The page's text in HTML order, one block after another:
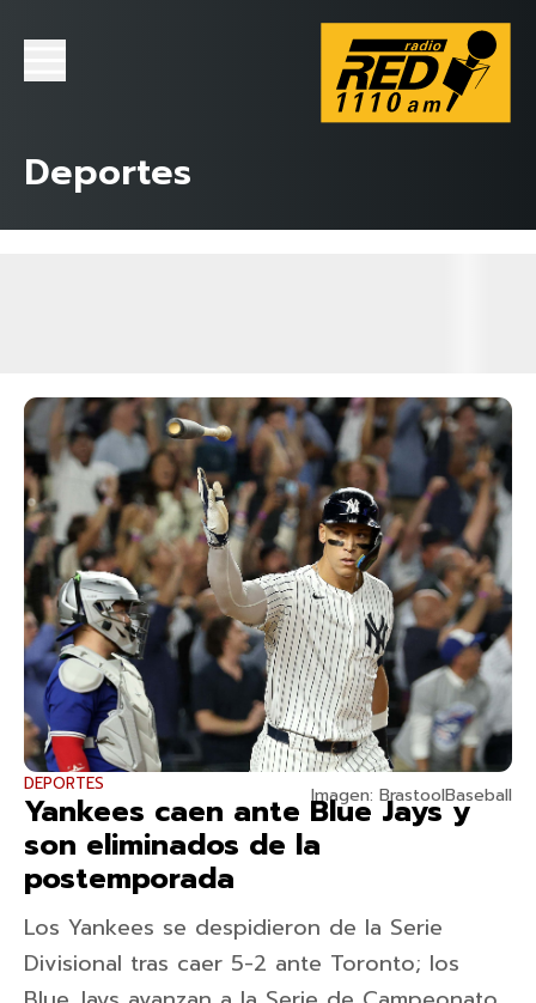
Deportes
Imagen: BrastoolBaseball
DEPORTES
Yankees caen ante Blue Jays y
son eliminados de la
postemporada
Los Yankees se despidieron de la Serie
Divisional tras caer 5-2 ante Toronto; los